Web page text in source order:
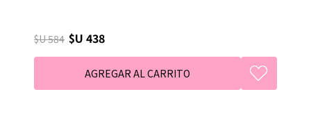
$U 584 $U 438